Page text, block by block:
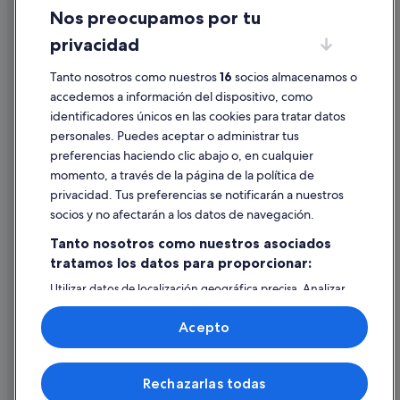
Pensiones en Valencia
Hoteles con todo incluido en Comunidad Valenciana
Hoteles con bodega en Comunidad Valenciana
Valencia hoteles
Hoteles históricos en Valencia
Hoteles para familias en Valencia
Hoteles con casino en Valencia
Townhouses/Affittacamere en Provincia de Valencia
Hoteles en la playa en Provincia de Valencia
Casas en árboles en Valencia
Condiciones de uso
Información legal/contacto
Pautas sobre el contenido y cómo denunciar contenido
Ayuda
Cancelar un vuelo
Cancelar una reserva de hotel o de un alquiler vacacional
Utilizar un cupón de Expedia
Documentos para viajes internacionales
© 2026 Expedia, Inc., una empresa de Expedia Group. Todos los
derechos reservados. Expedia y el logotipo de Expedia son marcas
Nos preocupamos por tu
privacidad
Tanto nosotros como nuestros16 socios almacenamos o
accedemos a información del dispositivo, como
identificadores únicos en las cookies para tratar datos
personales. Puedes aceptar o administrar tus
preferencias haciendo clic abajo o, en cualquier
momento, a través de la página de la política de
privacidad. Tus preferencias se notificarán a nuestros
socios y no afectarán a los datos de navegación.
Tanto nosotros como nuestros asociados
tratamos los datos para proporcionar:
Utilizar datos de localización geográfica precisa. Analizar
activamente las características del dispositivo para su
identificación. Almacenar la información en un dispositivo
y/o acceder a ella. Publicidad y contenido personalizados,
medición de publicidad y contenido, investigación de
audiencia y desarrollo de servicios.
Lista de asociados (proveedores)
Rechazarlas todas
Acepto